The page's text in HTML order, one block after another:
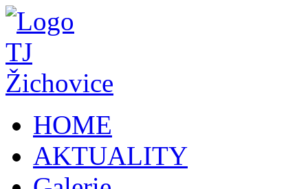
HOME
AKTUALITY